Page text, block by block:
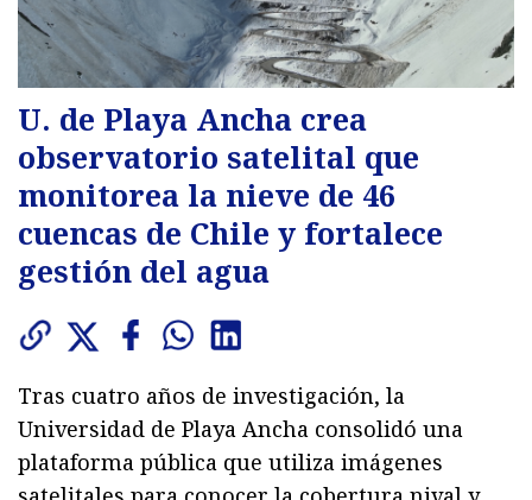
U. de Playa Ancha crea
observatorio satelital que
monitorea la nieve de 46
cuencas de Chile y fortalece
gestión del agua
Tras cuatro años de investigación, la
Universidad de Playa Ancha consolidó una
plataforma pública que utiliza imágenes